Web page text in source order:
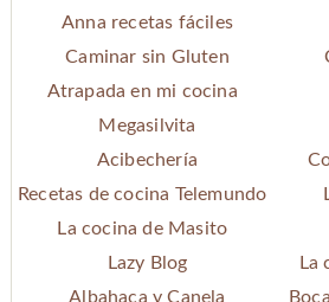
Anna recetas fáciles
Caminar sin Gluten
Atrapada en mi cocina
Megasilvita
Acibechería
Recetas de cocina Telemundo
La cocina de Masito
Lazy Blog
La
Albahaca y Canela